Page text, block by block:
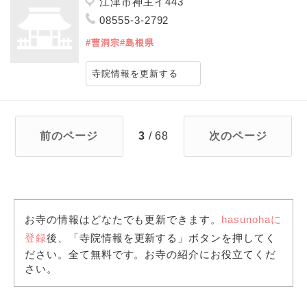
08555-3-2792
#曹洞宗#島根県
寺院情報を更新する
前のページ 3 / 68 次のページ
お寺の情報はどなたでも更新できます。 hasunohaに
登録後、「寺院情報を更新する」ボタンを押してく
ださい。全て無料です。お寺の紹介にお役立てくだ
さい。